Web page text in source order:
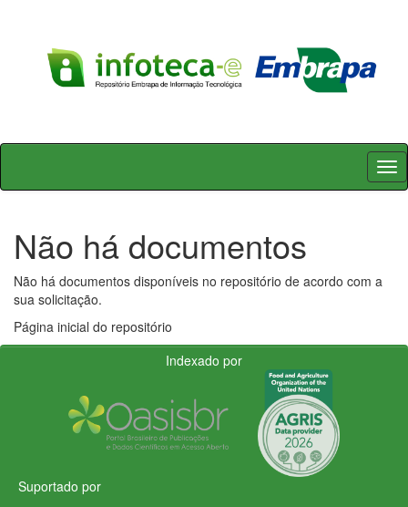
Skip
Não há documentos
Não há documentos disponíveis no repositório de acordo com a
sua solicitação.
Página inicial do repositório
Indexado por
Suportado por